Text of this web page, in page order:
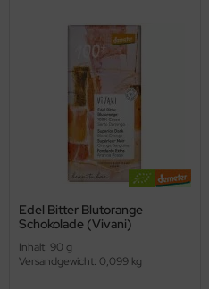
Edel Bitter Blutorange
Schokolade (Vivani)
Inhalt: 90 g
Versandgewicht: 0,099 kg